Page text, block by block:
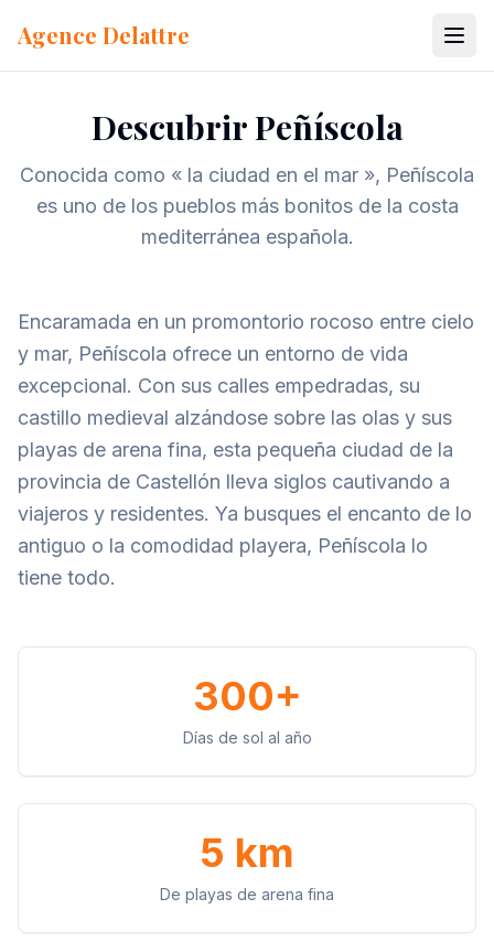
Agence Delattre
Descubrir Peñíscola
Conocida como « la ciudad en el mar », Peñíscola
es uno de los pueblos más bonitos de la costa
mediterránea española.
Encaramada en un promontorio rocoso entre cielo
y mar, Peñíscola ofrece un entorno de vida
excepcional. Con sus calles empedradas, su
castillo medieval alzándose sobre las olas y sus
playas de arena fina, esta pequeña ciudad de la
provincia de Castellón lleva siglos cautivando a
viajeros y residentes. Ya busques el encanto de lo
antiguo o la comodidad playera, Peñíscola lo
tiene todo.
300+
Días de sol al año
5 km
De playas de arena fina